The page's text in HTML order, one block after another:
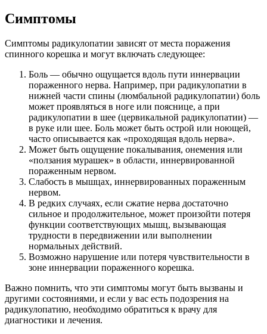
Симптомы
Симптомы радикулопатии зависят от места поражения
спинного корешка и могут включать следующее:
Боль — обычно ощущается вдоль пути иннервации
пораженного нерва. Например, при радикулопатии в
нижней части спины (люмбальной радикулопатии) боль
может проявляться в ноге или пояснице, а при
радикулопатии в шее (цервикальной радикулопатии) —
в руке или шее. Боль может быть острой или ноющей,
часто описывается как «проходящая вдоль нерва».
Может быть ощущение покалывания, онемения или
«ползания мурашек» в области, иннервированной
пораженным нервом.
Слабость в мышцах, иннервированных пораженным
нервом.
В редких случаях, если сжатие нерва достаточно
сильное и продолжительное, может произойти потеря
функции соответствующих мышц, вызывающая
трудности в передвижении или выполнении
нормальных действий.
Возможно нарушение или потеря чувствительности в
зоне иннервации пораженного корешка.
Важно помнить, что эти симптомы могут быть вызваны и
другими состояниями, и если у вас есть подозрения на
радикулопатию, необходимо обратиться к врачу для
диагностики и лечения.